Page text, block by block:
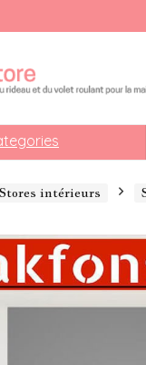
Stores intérieurs